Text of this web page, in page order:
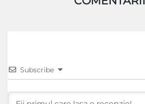
Subscribe